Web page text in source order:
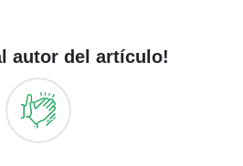
autor del artículo!